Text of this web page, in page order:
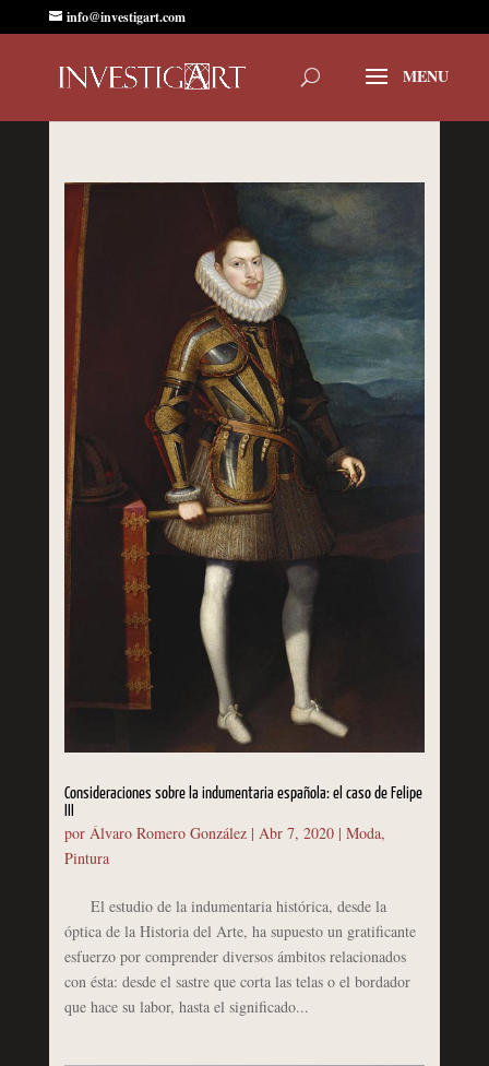
info@investigart.com
Consideraciones sobre la indumentaria española: el caso de Felipe
por Álvaro Romero González| Abr 7, 2020| Moda,
Pintura
El estudio de la indumentaria histórica, desde la
óptica de la Historia del Arte, ha supuesto un gratificante
esfuerzo por comprender diversos ámbitos relacionados
con ésta: desde el sastre que corta las telas o el bordador
que hace su labor, hasta el significado...